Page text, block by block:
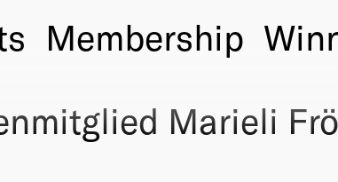
Membership
Marieli